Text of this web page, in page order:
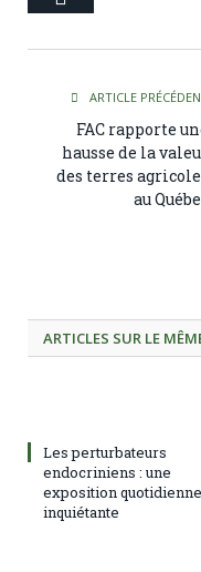
ARTICLE
FAC rapporte
hausse de la
des terres
au
ARTICLES SUR LE
Les perturbateurs
endocriniens : une
exposition quotidienne
inquiétante